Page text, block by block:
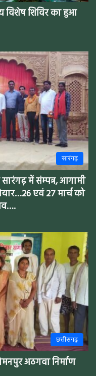
विशेष शिविर का हुआ
सारंगढ़
में संम्पन्न, आगामी
एवं 27 मार्च को
छत्तीसगढ़
अठगवा निर्माण